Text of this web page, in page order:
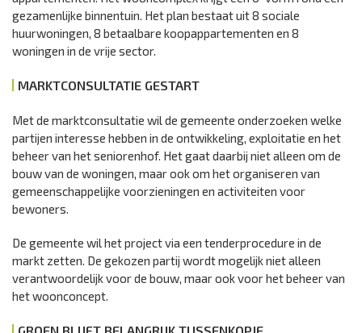
gezamenlijke binnentuin. Het plan bestaat uit 8 sociale
huurwoningen, 8 betaalbare koopappartementen en 8
woningen in de vrije sector.
MARKTCONSULTATIE GESTART
Met de marktconsultatie wil de gemeente onderzoeken welke
partijen interesse hebben in de ontwikkeling, exploitatie en het
beheer van het seniorenhof. Het gaat daarbij niet alleen om de
bouw van de woningen, maar ook om het organiseren van
gemeenschappelijke voorzieningen en activiteiten voor
bewoners.
De gemeente wil het project via een tenderprocedure in de
markt zetten. De gekozen partij wordt mogelijk niet alleen
verantwoordelijk voor de bouw, maar ook voor het beheer van
het woonconcept.